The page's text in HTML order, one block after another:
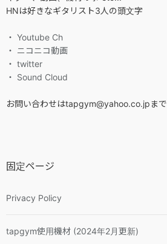
HNは好きなギタリスト3人の頭文字
・ Youtube Ch
・ ニコニコ動画
・ twitter
・ Sound Cloud
お問い合わせはtapgym@yahoo.co.jpまで
固定ページ
Privacy Policy
tapgym使用機材 (2024年2月更新)